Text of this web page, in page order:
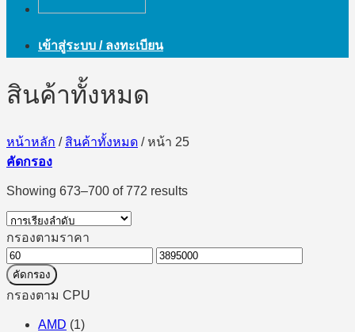
เข้าสู่ระบบ / ลงทะเบียน
สินค้าทั้งหมด
หน้าหลัก / สินค้าทั้งหมด /หน้า 25
คัดกรอง
Showing 673–700 of 772 results
กรองตามราคา
ราคา
ต่ำ
สุด
ราคา
คัดกรอง
กรองตาม CPU
AMD (1)